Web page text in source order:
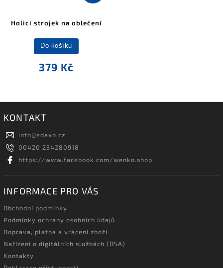
Holicí strojek na oblečení
379 Kč
Do košíku
KONTAKT
info@edaxo.cz
00420 234280918
https://www.facebook.com/wenko.shop
INFORMACE PRO VÁS
Obchodní podmínky
Podmínky ochrany osobních údajů
Doprava, platba a vrácení zboží
Nařízení o digitálních službách (DSA)
Kontakty